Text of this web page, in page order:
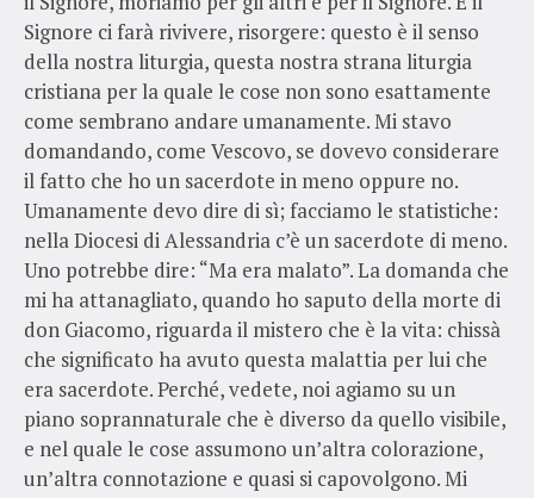
Signore ci farà rivivere, risorgere: questo è il senso
della nostra liturgia, questa nostra strana liturgia
cristiana per la quale le cose non sono esattamente
come sembrano andare umanamente. Mi stavo
domandando, come Vescovo, se dovevo considerare
il fatto che ho un sacerdote in meno oppure no.
Umanamente devo dire di sì; facciamo le statistiche:
nella Diocesi di Alessandria c’è un sacerdote di meno.
Uno potrebbe dire: “Ma era malato”. La domanda che
mi ha attanagliato, quando ho saputo della morte di
don Giacomo, riguarda il mistero che è la vita: chissà
che significato ha avuto questa malattia per lui che
era sacerdote. Perché, vedete, noi agiamo su un
piano soprannaturale che è diverso da quello visibile,
e nel quale le cose assumono un’altra colorazione,
un’altra connotazione e quasi si capovolgono. Mi